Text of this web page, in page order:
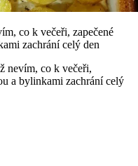
co k večeři, zapečené
zachrání celý den
nevím, co k večeři,
a bylinkami zachrání celý